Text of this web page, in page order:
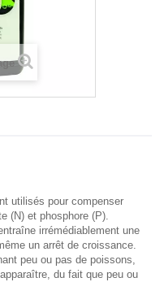
utilisés pour compenser
(N) et phosphore (P).
irrémédiablement une
un arrêt de croissance.
peu ou pas de poissons,
du fait que peu ou